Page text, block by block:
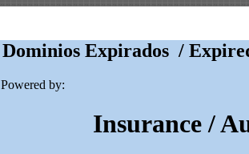
Dominios Expirados /
Powered by:
Insurance /